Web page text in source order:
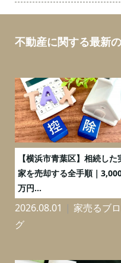
不動産に関する最新
【横浜市青葉区】相続した
家を売却する全手順｜
万円...
2026.08.01
家売るブロ
グ